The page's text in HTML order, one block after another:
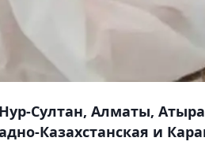
Султан, Алматы,
Казахстанская и